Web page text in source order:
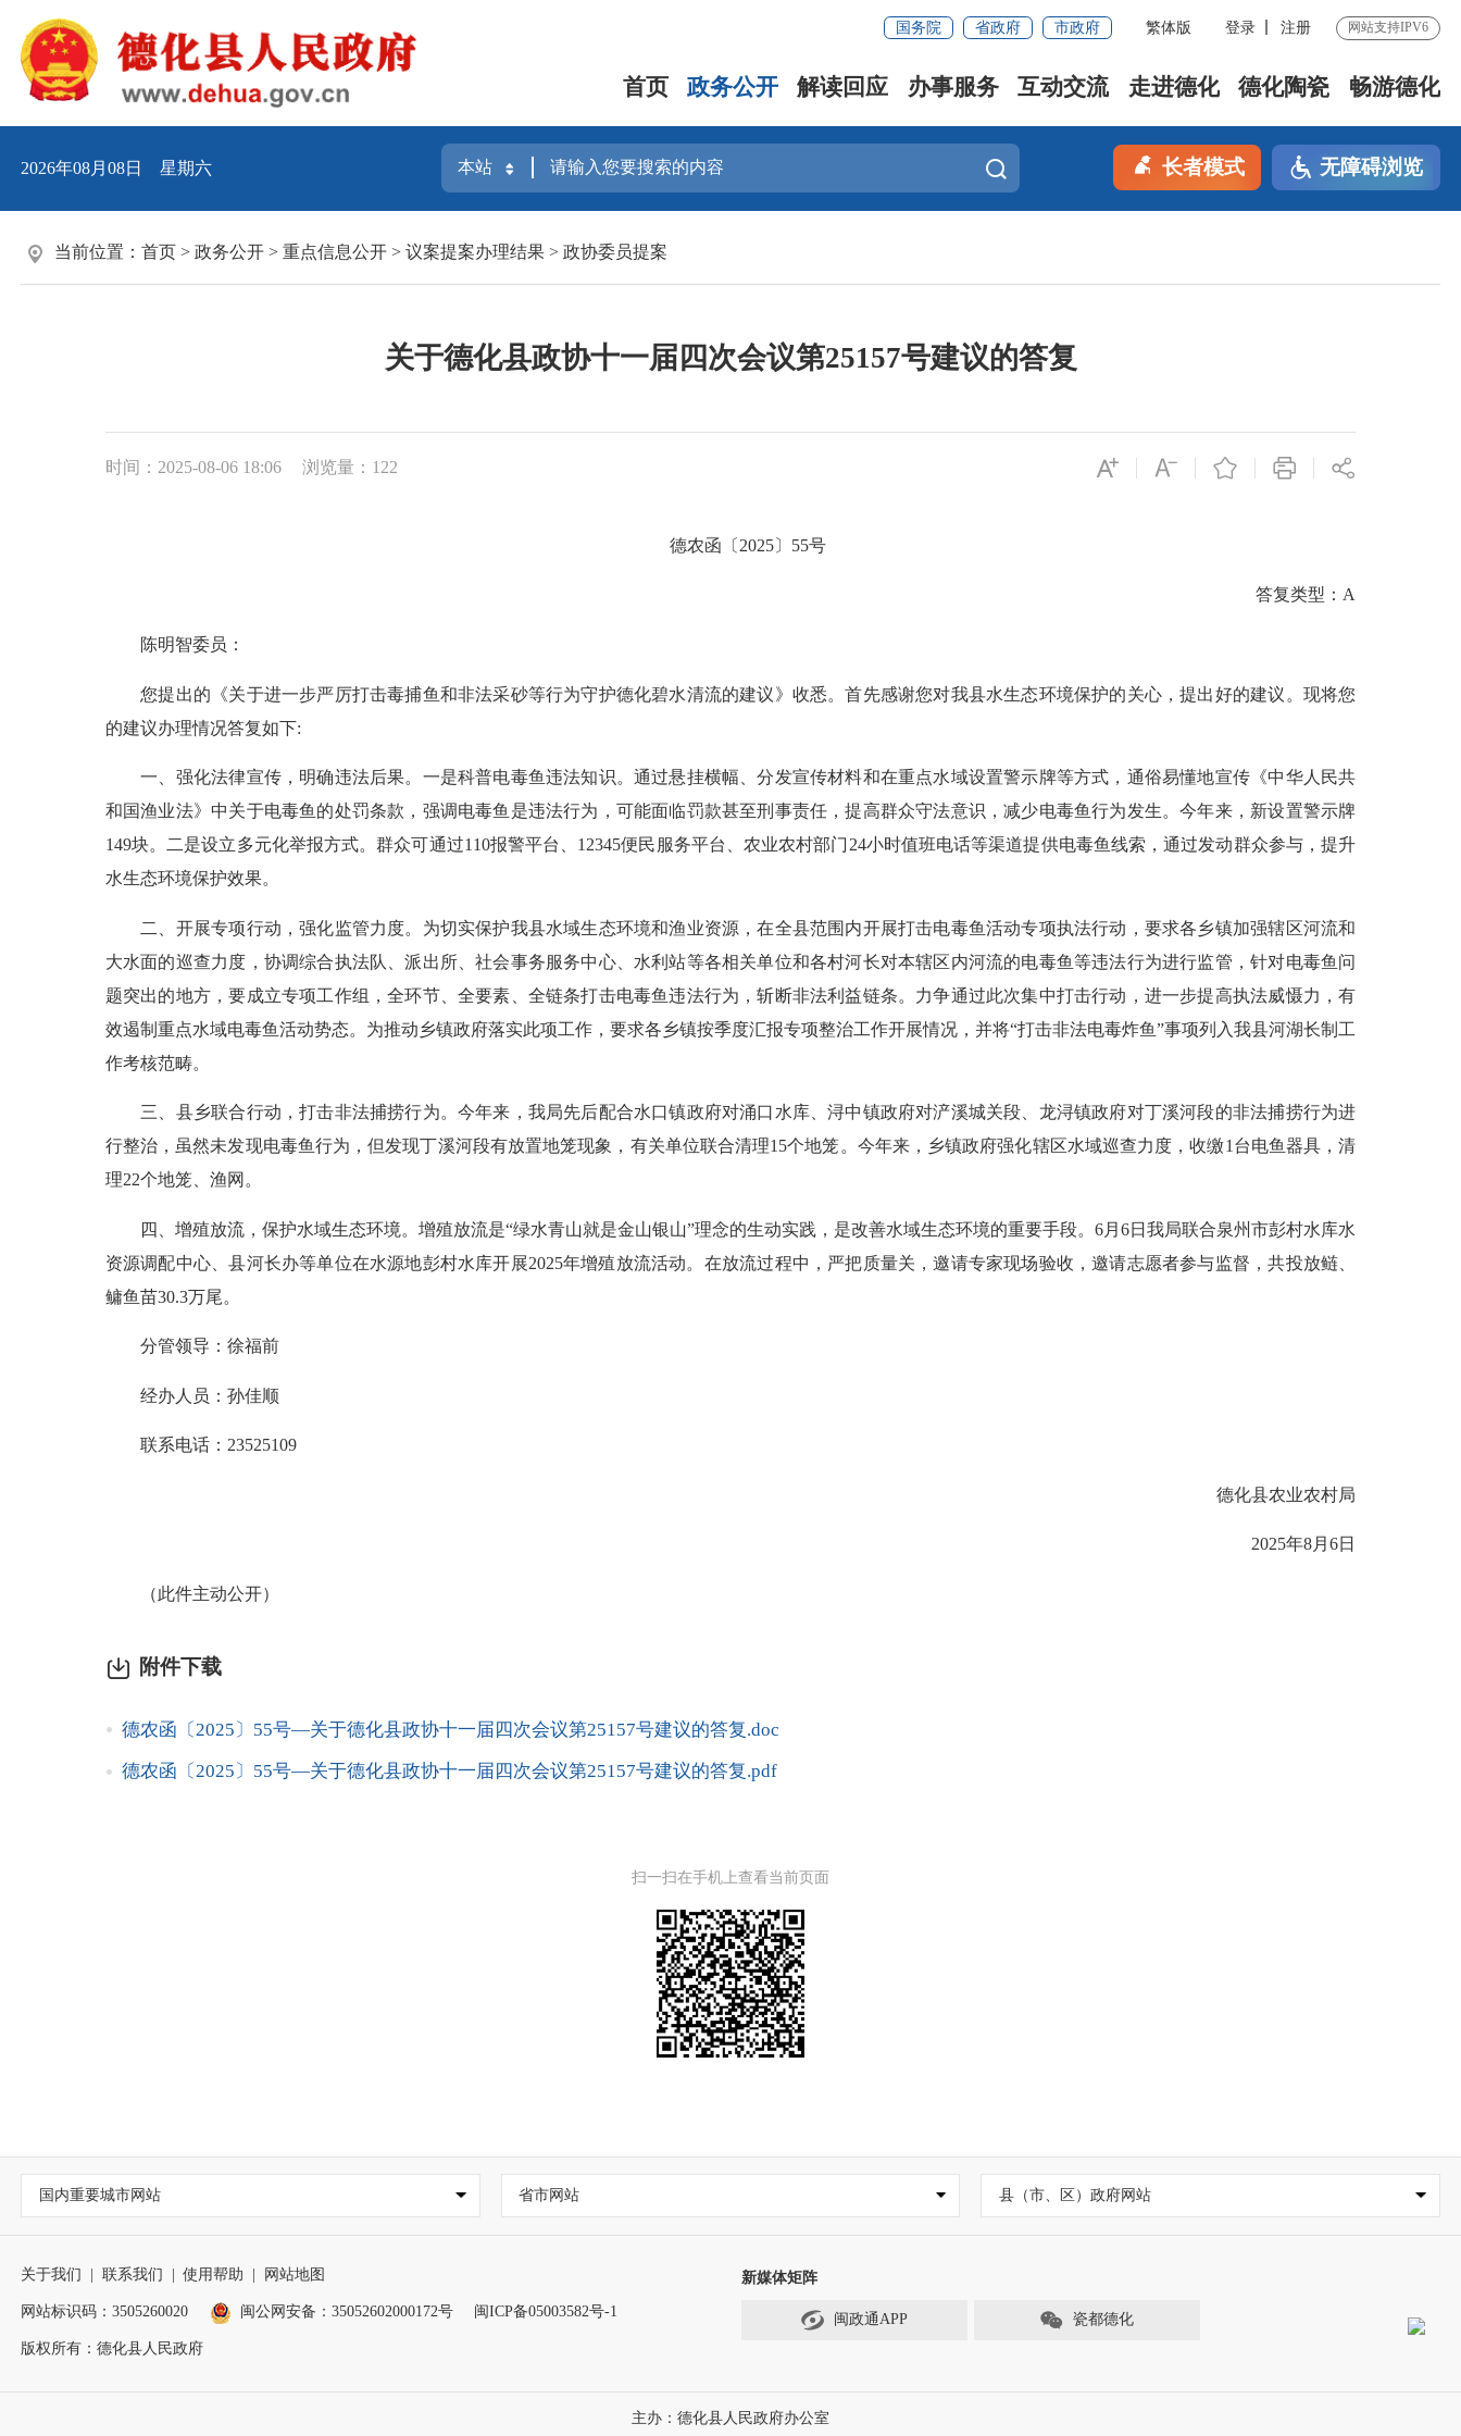
国务院 省政府 市政府 繁体版 登录 注册 网站支持IPV6
首页 政务公开 解读回应 办事服务 互动交流 走进德化 德化陶瓷 畅游德化
2026年08月08日 星期六 长者模式 无障碍浏览
当前位置： 首页 > 政务公开 > 重点信息公开 > 议案提案办理结果 > 政协委员提案
关于德化县政协十一届四次会议第25157号建议的答复
时间：2025-08-06 18:06 浏览量： 122
德农函〔2025〕55号
答复类型：A
陈明智委员：
您提出的《关于进一步严厉打击毒捕鱼和非法采砂等行为守护德化碧水清流的建议》收悉。首先感谢您对我县水生态环境保护的关心，提出好的建议。现将您
的建议办理情况答复如下:
一、强化法律宣传，明确违法后果。一是科普电毒鱼违法知识。通过悬挂横幅、分发宣传材料和在重点水域设置警示牌等方式，通俗易懂地宣传《中华人民共
和国渔业法》中关于电毒鱼的处罚条款，强调电毒鱼是违法行为，可能面临罚款甚至刑事责任，提高群众守法意识，减少电毒鱼行为发生。今年来，新设置警示牌
149块。二是设立多元化举报方式。群众可通过110报警平台、12345便民服务平台、农业农村部门24小时值班电话等渠道提供电毒鱼线索，通过发动群众参与，提升
水生态环境保护效果。
二、开展专项行动，强化监管力度。为切实保护我县水域生态环境和渔业资源，在全县范围内开展打击电毒鱼活动专项执法行动，要求各乡镇加强辖区河流和
大水面的巡查力度，协调综合执法队、派出所、社会事务服务中心、水利站等各相关单位和各村河长对本辖区内河流的电毒鱼等违法行为进行监管，针对电毒鱼问
题突出的地方，要成立专项工作组，全环节、全要素、全链条打击电毒鱼违法行为，斩断非法利益链条。力争通过此次集中打击行动，进一步提高执法威慑力，有
效遏制重点水域电毒鱼活动势态。为推动乡镇政府落实此项工作，要求各乡镇按季度汇报专项整治工作开展情况，并将“打击非法电毒炸鱼”事项列入我县河湖长制工
作考核范畴。
三、县乡联合行动，打击非法捕捞行为。今年来，我局先后配合水口镇政府对涌口水库、浔中镇政府对浐溪城关段、龙浔镇政府对丁溪河段的非法捕捞行为进
行整治，虽然未发现电毒鱼行为，但发现丁溪河段有放置地笼现象，有关单位联合清理15个地笼。今年来，乡镇政府强化辖区水域巡查力度，收缴1台电鱼器具，清
理22个地笼、渔网。
四、增殖放流，保护水域生态环境。增殖放流是“绿水青山就是金山银山”理念的生动实践，是改善水域生态环境的重要手段。6月6日我局联合泉州市彭村水库水
资源调配中心、县河长办等单位在水源地彭村水库开展2025年增殖放流活动。在放流过程中，严把质量关，邀请专家现场验收，邀请志愿者参与监督，共投放鲢、
鳙鱼苗30.3万尾。
分管领导：徐福前
经办人员：孙佳顺
联系电话：23525109
德化县农业农村局
2025年8月6日
（此件主动公开）
附件下载
德农函〔2025〕55号—关于德化县政协十一届四次会议第25157号建议的答复.doc
德农函〔2025〕55号—关于德化县政协十一届四次会议第25157号建议的答复.pdf
扫一扫在手机上查看当前页面
国内重要城市网站 省市网站 县（市、区）政府网站
关于我们 联系我们 使用帮助 网站地图
网站标识码：3505260020 闽公网安备：35052602000172号 闽ICP备05003582号-1
版权所有：德化县人民政府
新媒体矩阵
闽政通APP 瓷都德化
主办：德化县人民政府办公室